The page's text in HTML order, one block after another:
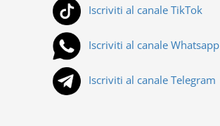
Iscriviti al canale TikTok
Iscriviti al canale Whatsapp
Iscriviti al canale Telegram